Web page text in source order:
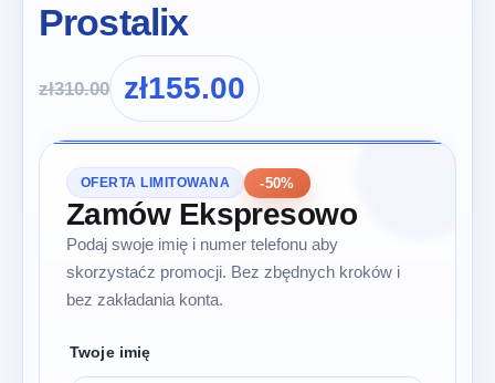
Prostalix
zł310.00 zł155.00
OFERTA LIMITOWANA -50%
Zamów Ekspresowo
Podaj swoje imię i numer telefonu aby
skorzystaćz promocji. Bez zbędnych kroków i
bez zakładania konta.
Twoje imię